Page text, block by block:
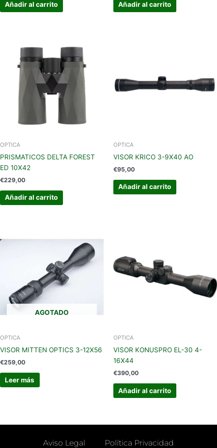
Añadir al carrito Añadir al carrito
OPTICA
PRISMATICOS DELTA FOREST
ED 10X42
€229,00
Añadir al carrito
OPTICA
VISOR KRICO 3-9X40 AO
€95,00
Añadir al carrito
AGOTADO
OPTICA
VISOR MITTEN OPTICS 3-12X56
€259,00
Leer más
OPTICA
VISOR KONUSPRO EL-30 4-
16X44
€390,00
Añadir al carrito
Aviso Legal Política Privacidad